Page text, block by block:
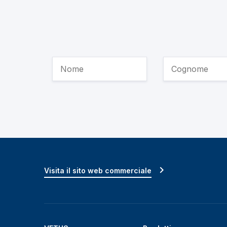
Visita il sito web commerciale